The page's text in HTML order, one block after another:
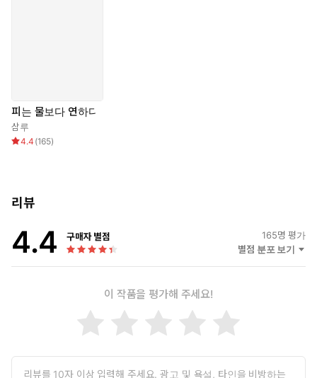
피는 물보다 연하다
삼루
4.4 (165)
리뷰
4.4 구매자 별점 165명 평가
별점 분포 보기
이 작품을 평가해 주세요!